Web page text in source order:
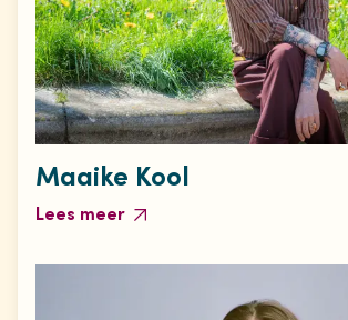
Maaike Kool
Lees meer